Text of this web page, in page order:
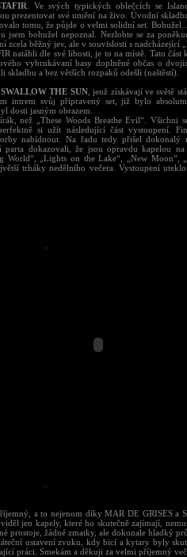
. Ve svých typických oblečcích se
prezentovat své umění na živo. Úvodní
tomu, že půjde o velmi solidní set.
jsem bohužel nepoznal. Nezlobte se za
zcela běžný jev, ale v souvislosti s nadcházející
natáhli dle své libosti, je to na místě. Tato část
vybrnkávaní basy doplněné občas o
a bez větších rozpaků odešli (naštěstí).
SWALLOW THE SUN, jenž získávají ve světě
intrem svůj připravený set, již bylo
dosti jasným obrazem.
než „These Woods Breathe Evil“. Všichni
si užít následující část vystoupení.
nabídnout. Na řadu tedy přišel dokonalý
parta dokazovali, že jsou opravdu kapelou
World“, „Lights on the Lake“, „New Moon“,
trháky nedělního večera. Vystoupení
a to nejenom díky MAR DE GRISES a
jen kapely, které ho skutečně zajímají,
prostoje, žádné zmatky, ale dokonale hladký
ustavení zvuku, kdy bicí a kytary byly
práci. Smekám a děkuji za velmi příjemný